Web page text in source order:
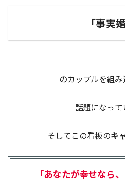
「事実婚
のカップルを組
話題になって
そしてこの看板のキ
「あなたが幸せなら